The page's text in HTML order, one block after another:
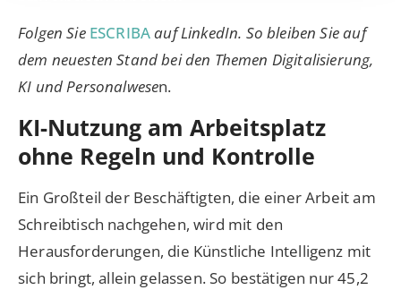
Folgen Sie ESCRIBAauf LinkedIn. So bleiben Sie auf
dem neuesten Stand bei den Themen Digitalisierung,
KI und Personalwesen.
KI-Nutzung am Arbeitsplatz
ohne Regeln und Kontrolle
Ein Großteil der Beschäftigten, die einer Arbeit am
Schreibtisch nachgehen, wird mit den
Herausforderungen, die Künstliche Intelligenz mit
sich bringt, allein gelassen. So bestätigen nur 45,2